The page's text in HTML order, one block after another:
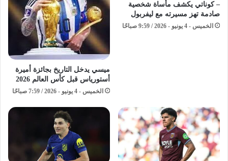
– كوناتي يكشف مأساة شخصية
صادمة تهز مسيرته مع ليفربول
الخميس - 4 يونيو - 2026 / 9:59 صباحًا
ميسي يدخل التاريخ بجائزة أميرة
أستورياس قبل كأس العالم 2026
الخميس - 4 يونيو - 2026 / 7:59 صباحًا